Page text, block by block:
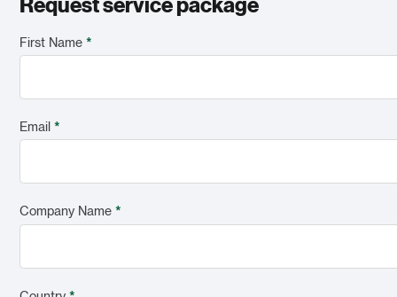
Request service package
First Name *
Email *
Company Name *